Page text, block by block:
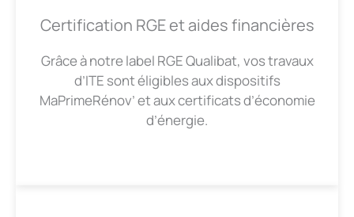
Certification RGE et aides financières
Grâce à notre label RGE Qualibat, vos travaux
d’ITE sont éligibles aux dispositifs
MaPrimeRénov’ et aux certificats d’économie
d’énergie.